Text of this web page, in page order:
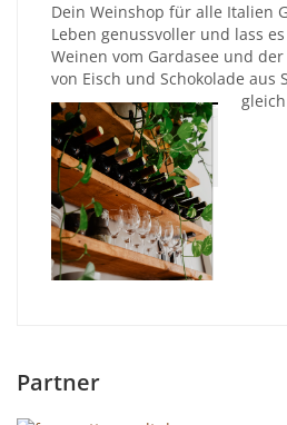
Dein Weinshop für alle Italien
Leben genussvoller und lass
Weinen vom Gardasee und
von Eisch und Schokolade aus
Partner